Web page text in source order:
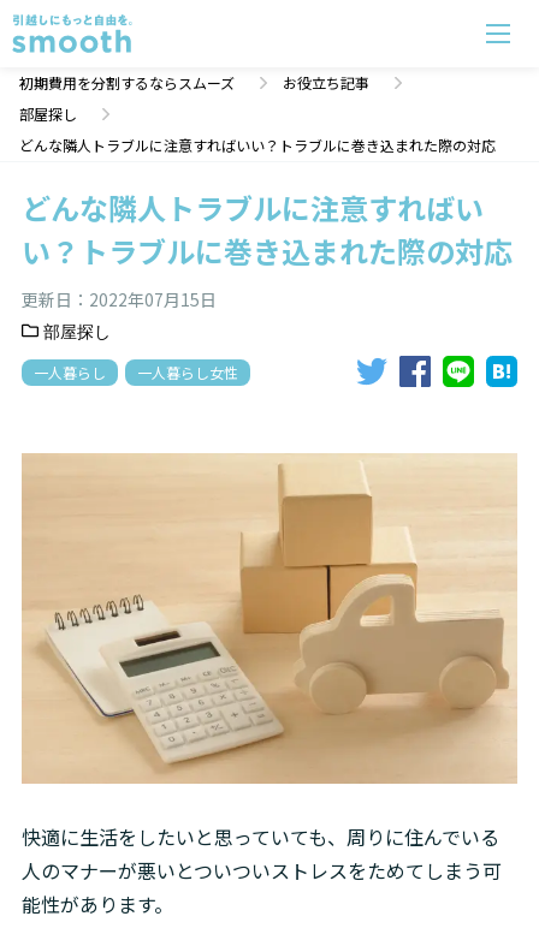
初期費用を分割するならスムーズ
お役立ち記事
部屋探し
どんな隣人トラブルに注意すればいい？トラブルに巻き込まれた際の対応
どんな隣人トラブルに注意すればい
い？トラブルに巻き込まれた際の対応
更新日： 2022年07月15日
部屋探し
一人暮らし 一人暮らし女性
快適に生活をしたいと思っていても、周りに住んでいる
人のマナーが悪いとついついストレスをためてしまう可
能性があります。